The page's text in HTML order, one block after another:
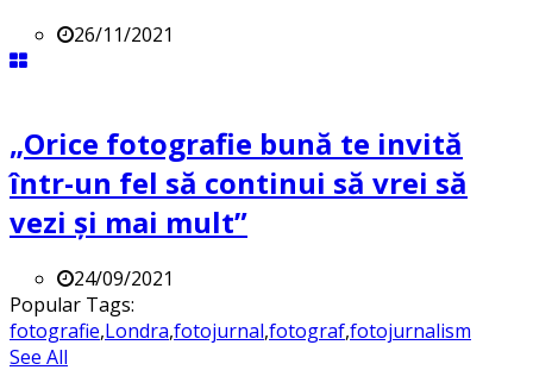
26/11/2021
„Orice fotografie bună te invită
într-un fel să continui să vrei să
vezi și mai mult”
24/09/2021
Popular Tags:
fotografie,Londra,fotojurnal,fotograf,fotojurnalism
See All